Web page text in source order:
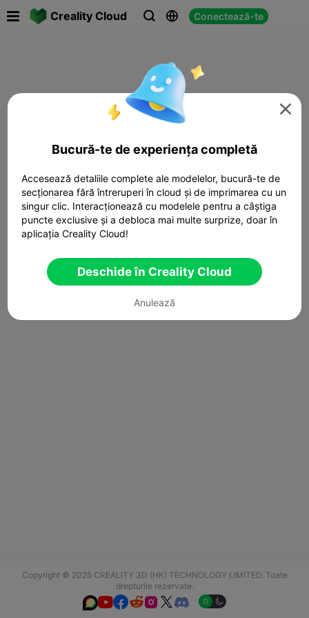
Creality Cloud   Conectează-te
Copyright © 2025 CREALITY 3D (HK) TECHNOLOGY LIMITED. Toate
drepturile rezervate.
  

Bucură-te de experiența completă
Accesează detaliile complete ale modelelor, bucură-te de
secționarea fără întreruperi în cloud și de imprimarea cu un
singur clic. Interacționează cu modelele pentru a câștiga
puncte exclusive și a debloca mai multe surprize, doar în
aplicația Creality Cloud!
Deschide în Creality Cloud
Anulează